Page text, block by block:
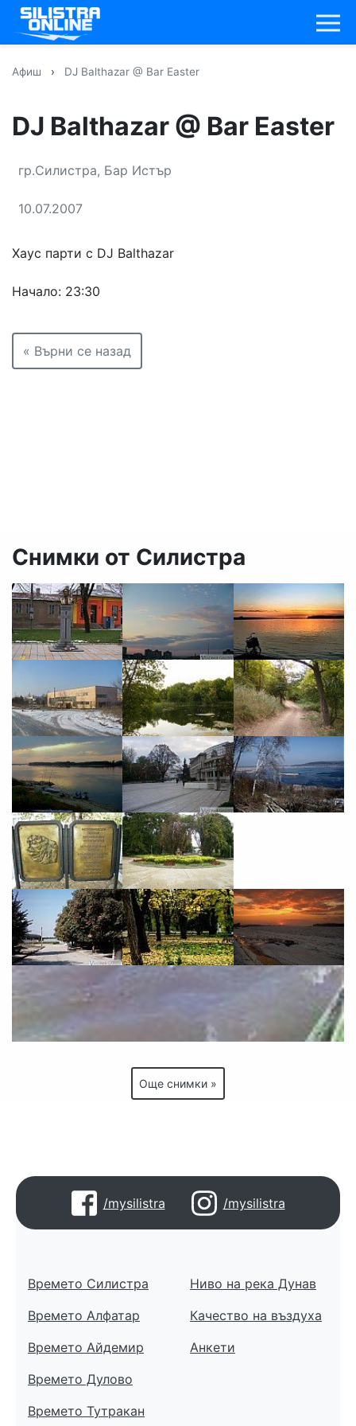
Афиш › DJ Balthazar @ Bar Easter
DJ Balthazar @ Bar Easter
гр.Силистра, Бар Истър
10.07.2007
Хаус парти с DJ Balthazar
Начало: 23:30
« Върни се назад
Снимки от Силистра
Още снимки »
/mysilistra /mysilistra
Времето Силистра
Времето Алфатар
Времето Айдемир
Времето Дулово
Времето Тутракан
Ниво на река Дунав
Качество на въздуха
Анкети